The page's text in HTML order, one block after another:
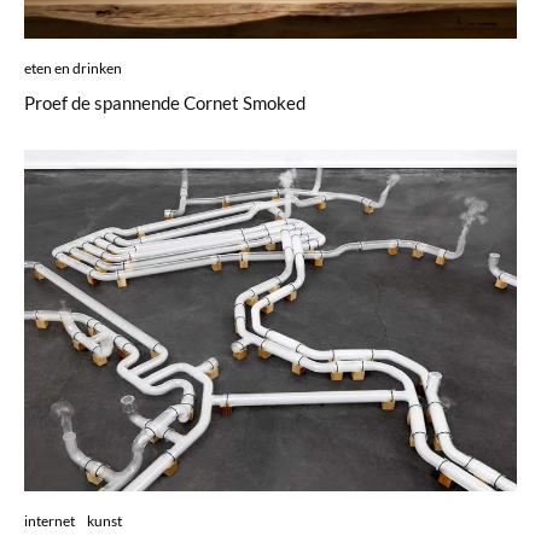
eten en drinken
Proef de spannende Cornet Smoked
internet kunst